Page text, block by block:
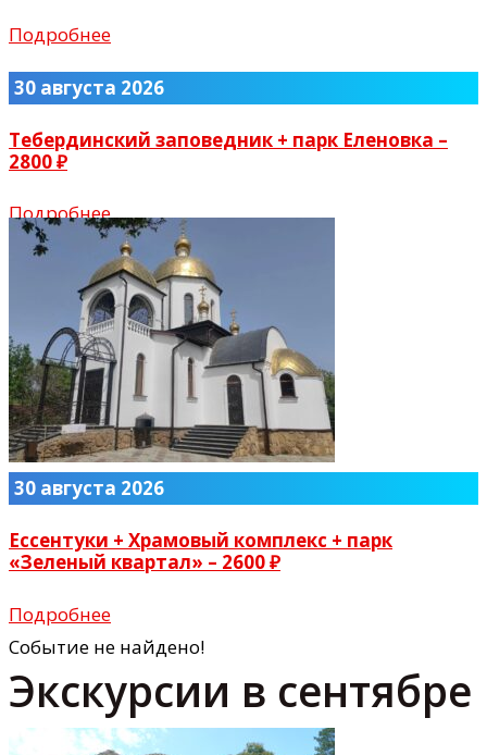
Подробнее
30 августа 2026
Тебердинский заповедник + парк Еленовка –
2800 ₽
Подробнее
30 августа 2026
Ессентуки + Храмовый комплекс + парк
«Зеленый квартал» – 2600 ₽
Подробнее
Событие не найдено!
Экскурсии в сентябре